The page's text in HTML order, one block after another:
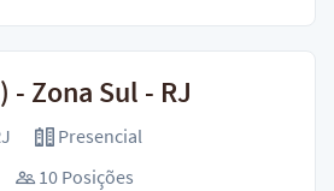
- Zona Sul - RJ
Presencial
10 Posições